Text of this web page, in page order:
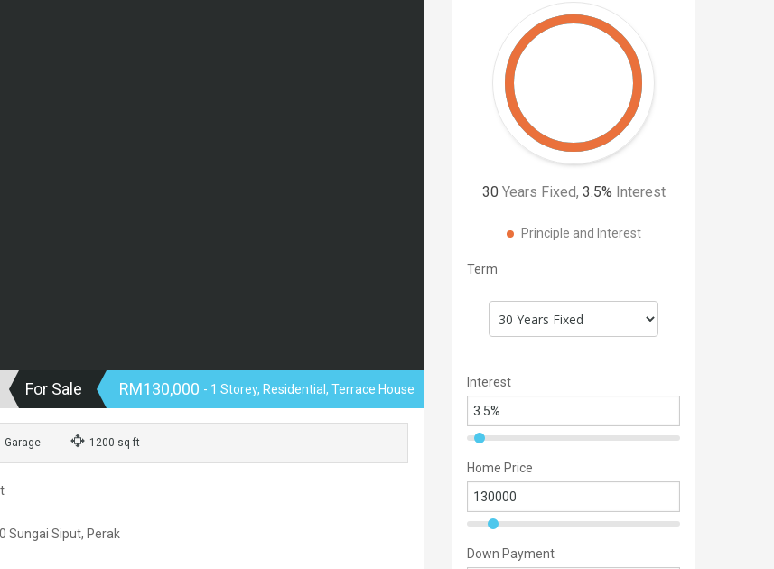
For Sale RM130,000 - 1 Storey, Residential, Terrace House
Garage 1200 sq ft
Sungai Siput, Perak
30 Years Fixed, 3.5% Interest
Principle and Interest
Term
Interest
Home Price
Down Payment